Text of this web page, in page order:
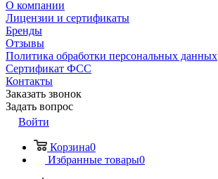
О компании
Лицензии и сертификаты
Бренды
Отзывы
Политика обработки персональных данных
Сертификат ФСС
Контакты
Заказать звонок
Задать вопрос
Войти
Корзина0
Избранные товары0